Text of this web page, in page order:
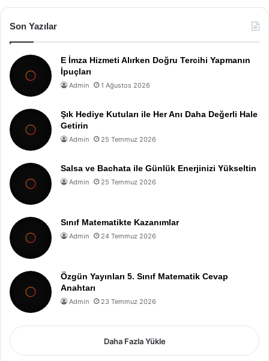
Son Yazılar
E İmza Hizmeti Alırken Doğru Tercihi Yapmanın
İpuçları
Admin 1 Ağustos 2026
Şık Hediye Kutuları ile Her Anı Daha Değerli Hale
Getirin
Admin 25 Temmuz 2026
Salsa ve Bachata ile Günlük Enerjinizi Yükseltin
Admin 25 Temmuz 2026
Sınıf Matematikte Kazanımlar
Admin 24 Temmuz 2026
Özgün Yayınları 5. Sınıf Matematik Cevap
Anahtarı
Admin 23 Temmuz 2026
Daha Fazla Yükle